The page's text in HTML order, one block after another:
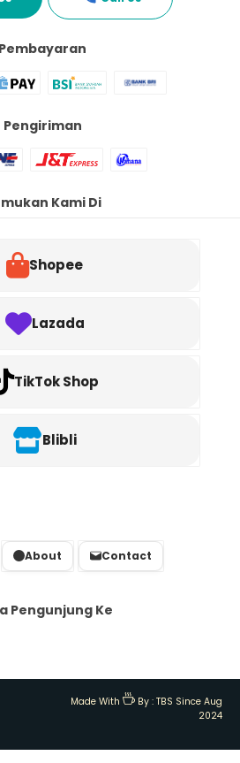
Pembayaran
Pengiriman
Kami Di
Shopee
Lazada
TikTok Shop
Blibli
About Contact
Pengunjung Ke
Made With By : TBS Since Aug
2024